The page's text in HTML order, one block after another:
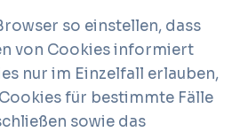
so einstellen, dass
von Cookies informiert
nur im Einzelfall erlauben,
für bestimmte Fälle
sowie das